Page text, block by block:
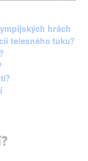
hrách
telesného tuku?